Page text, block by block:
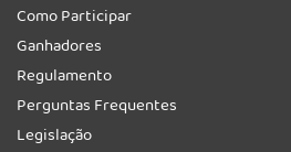
Como Participar
Ganhadores
Regulamento
Perguntas Frequentes
Legislação